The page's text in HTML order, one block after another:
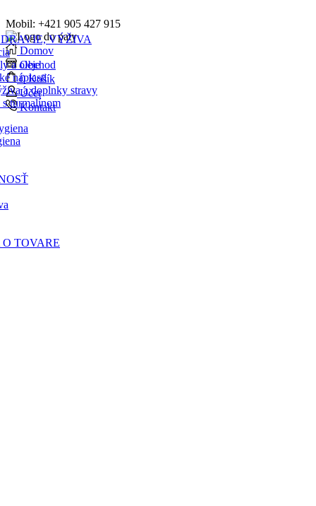
VÝŽIVA
a oleje
náplasti
a doplnky stravy
turmalínom
TOVARE
Mobil: +421 905 427 915
Domov
Obchod
0Košík
Účet
Kontakt